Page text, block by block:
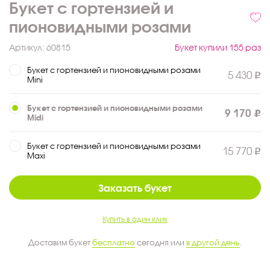
Букет с гортензией и
пионовидными розами
Артикул: 60815 Букет купили 155 раз
Букет с гортензией и пионовидными розами
Mini
5 430
Букет с гортензией и пионовидными розами
Midi
9 170
Букет с гортензией и пионовидными розами
Maxi
15 770
Заказать букет
Купить в один клик
Доставим букетбесплатно сегодня или в другой день